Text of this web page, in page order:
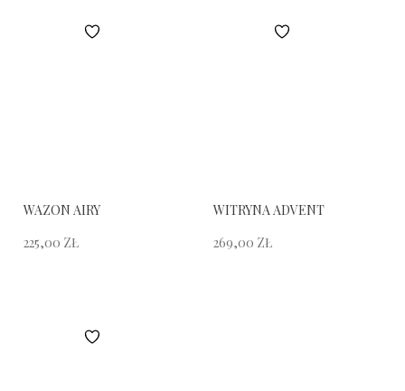
WAZON AIRY
225,00 ZŁ
WITRYNA ADVENT
269,00 ZŁ